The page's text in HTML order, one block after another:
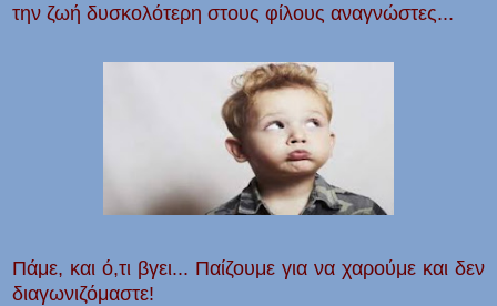
την ζωή δυσκολότερη στους φίλους αναγνώστες...
Πάμε, και ό,τι βγει... Παίζουμε για να χαρούμε και δεν
διαγωνιζόμαστε!